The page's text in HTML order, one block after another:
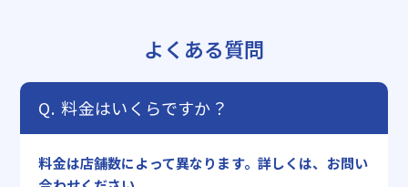
よくある質問
料金はいくらですか？
料金は店舗数によって異なります。詳しくは、お問い